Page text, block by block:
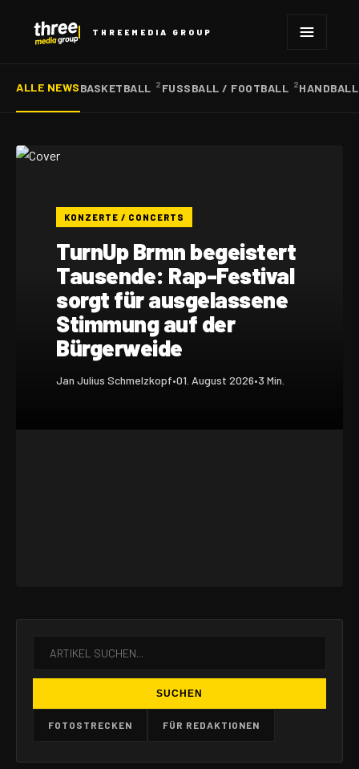
THREEMEDIA GROUP
ALLE NEWSBASKETBALL 2 FUSSBALL / FOOTBALL 2
KONZERTE / CONCERTS
TurnUp Brmn begeistert
Tausende: Rap-Festival
sorgt für ausgelassene
Stimmung auf der
Bürgerweide
Jan Julius Schmelzkopf•01. August 2026•3 Min.
SUCHEN
FOTOSTRECKEN FÜR REDAKTIONEN